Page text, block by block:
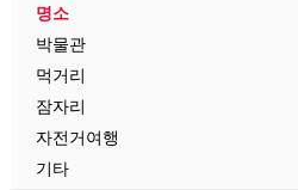
명소
박물관
먹거리
잠자리
자전거여행
기타